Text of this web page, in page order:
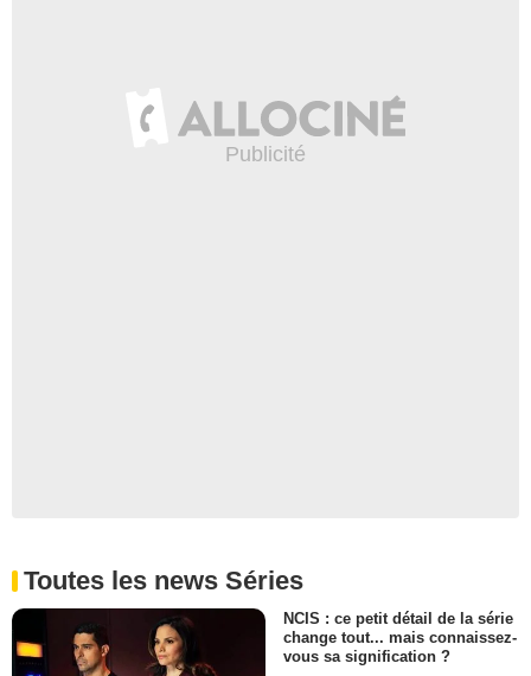
Toutes les news Séries
NCIS : ce petit détail de la série
change tout... mais connaissez-
vous sa signification ?